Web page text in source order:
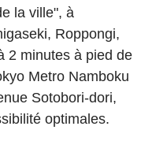
la ville", à
Roppongi,
2 minutes à pied de
Metro Namboku
Sotobori-dori,
optimales.